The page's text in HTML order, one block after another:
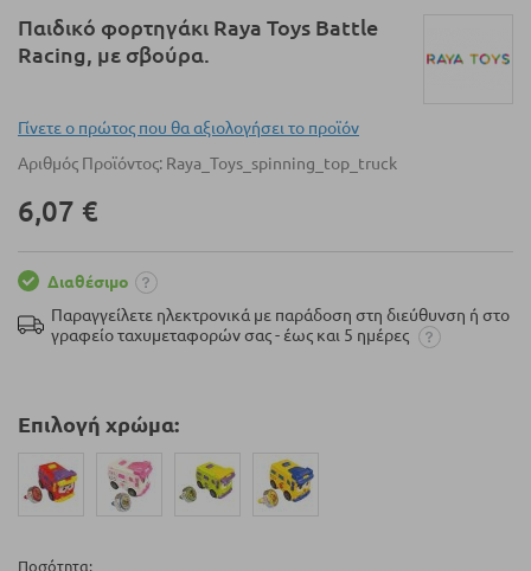
Μετάβαση
στην
συλλογής
Παιδικό φορτηγάκι Raya Toys Battle
Racing, με σβούρα.
Γίνετε ο πρώτος που θα αξιολογήσει το προϊόν
Αριθμός Προϊόντος Raya_Toys_spinning_top_truck
6,07 €
Διαθέσιμο
Παραγγείλετε ηλεκτρονικά με παράδοση στη διεύθυνση ή στο
γραφείο ταχυμεταφορών σας - έως και 5 ημέρες
Επιλογή χρώμα:
Ποσότητα